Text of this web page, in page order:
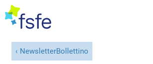
NewsletterBollettino